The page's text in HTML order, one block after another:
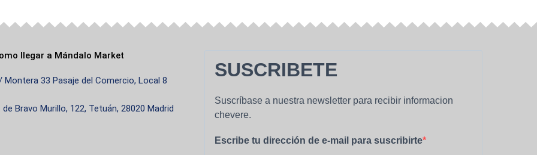
llegar a Mándalo Market
Montera 33 Pasaje del Comercio, Local 8
de Bravo Murillo, 122, Tetuán, 28020 Madrid
SUSCRIBETE
Suscríbase a nuestra newsletter para recibir informacion
chevere.
Escribe tu dirección de e-mail para suscribirte